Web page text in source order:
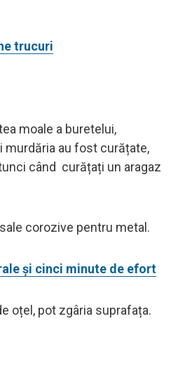
trucuri
moale a buretelui,
murdăria au fost curățate,
când curățați un aragaz
corozive pentru metal.
și cinci minute de efort
oțel, pot zgâria suprafața.